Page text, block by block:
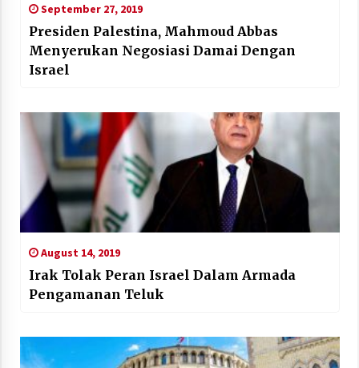
September 27, 2019
Presiden Palestina, Mahmoud Abbas
Menyerukan Negosiasi Damai Dengan
Israel
August 14, 2019
Irak Tolak Peran Israel Dalam Armada
Pengamanan Teluk